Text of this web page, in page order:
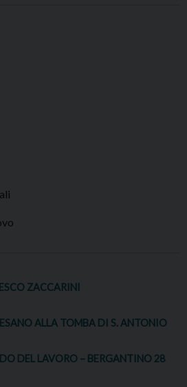
ZACCARINI
ALLA TOMBA DI S. ANTONIO
DEL LAVORO – BERGANTINO 28